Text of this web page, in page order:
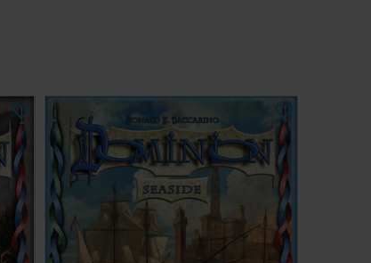
de två viktigaste spelutmärkelserna i världen.
komma igång och en mängd möjligheter öppnar
är helt annorlunda än den föregående.
regler, provspel.
12+
kortskydd för att öka